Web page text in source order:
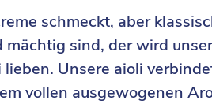
schmeckt, aber
mächtig sind, der wird
lieben. Unsere aioli
vollen ausgewogenen